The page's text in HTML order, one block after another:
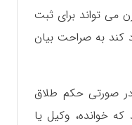
می تواند برای ثبت
کند به صراحت بیان
صورتی حکم طلاق
خوانده، وکیل یا